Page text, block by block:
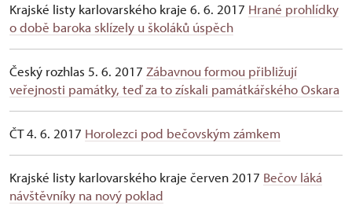
Krajské listy karlovarského kraje 6. 6. 2017 Hrané prohlídky
o době baroka sklízely u školáků úspěch
Český rozhlas 5. 6. 2017 Zábavnou formou přibližují
veřejnosti památky, teď za to získali památkářského Oskara
ČT 4. 6. 2017 Horolezci pod bečovským zámkem
Krajské listy karlovarského kraje červen 2017 Bečov láká
návštěvníky na nový poklad